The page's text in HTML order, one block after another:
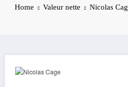
Home Valeur nette Nicolas